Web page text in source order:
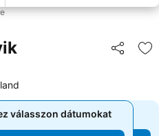
válasszon dátumokat
válasszon dátumokat